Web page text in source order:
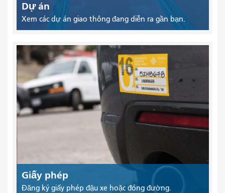
Dự án
Xem các dự án giao thông đang diễn ra gần bạn.
Giấy phép
Đăng ký giấy phép đậu xe hoặc đóng đường.